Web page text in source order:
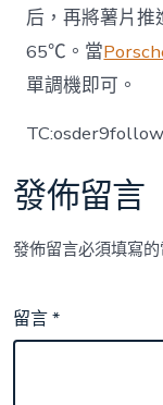
后，再將薯片
65℃。當
單調機即可。
發佈留言
發佈留言必須填寫
留言*